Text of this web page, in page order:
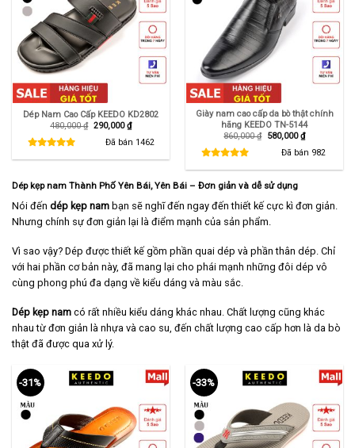
Dép Nam Cao Cấp KEEDO KD2802
480,000₫ Giá
290,000₫Giá
hiện
tại
Đã bán 1462
Giày nam cao cấp da bò thật chính
hãng KEEDO TN-5144
860,000₫ Giá
580,000₫Giá
hiện
tại
Đã bán 982
Dép kẹp nam Thành Phố Yên Bái, Yên Bái – Đơn giản và dễ sử dụng
Nói đến dép kẹp nam bạn sẽ nghĩ đến ngay đến thiết kế cực kì đơn giản.
Nhưng chính sự đơn giản lại là điểm mạnh của sản phẩm.
Vì sao vậy? Dép được thiết kế gồm phần quai dép và phần thân dép. Chỉ
với hai phần cơ bản này, đã mang lại cho phái mạnh những đôi dép vô
cùng phong phú đa dạng về kiểu dáng và màu sắc.
Dép kẹp nam có rất nhiều kiểu dáng khác nhau. Chất lượng cũng khác
nhau từ đơn giản là nhựa và cao su, đến chất lượng cao cấp hơn là da bò
thật đã được qua xử lý.
-31% -33%